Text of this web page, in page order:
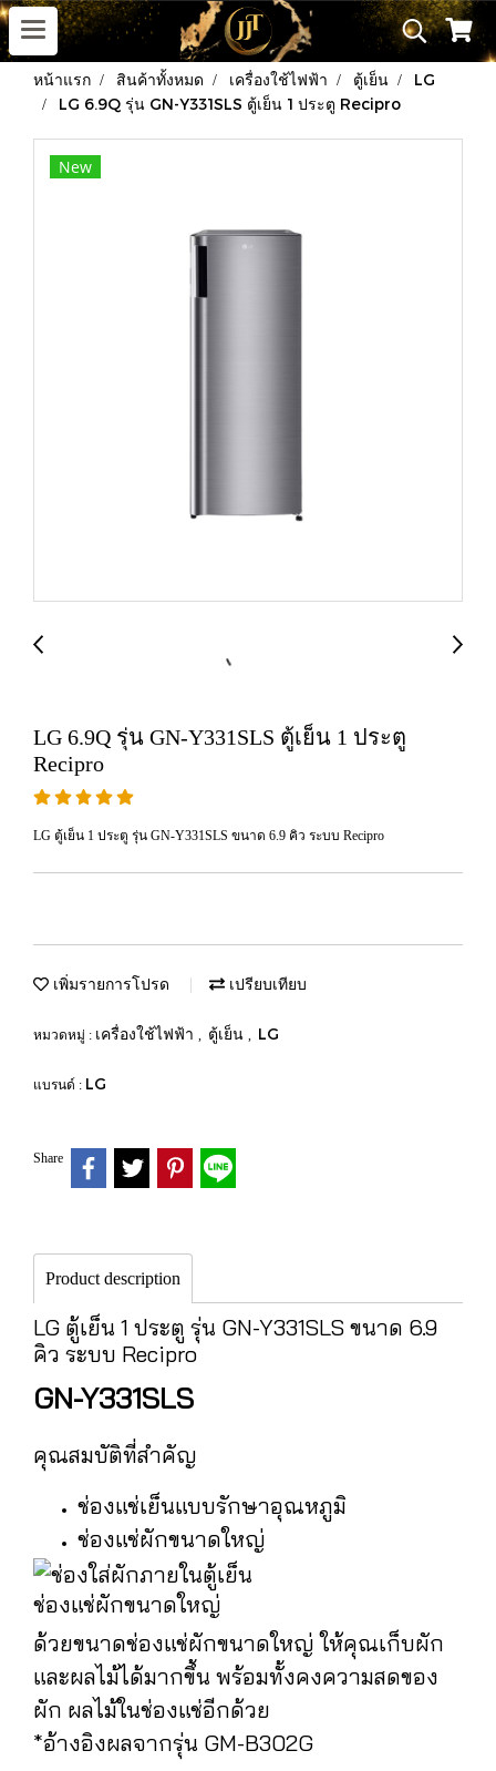
หน้าแรก สินค้าทั้งหมด เครื่องใช้ไฟฟ้า ตู้เย็น
LG
LG 6.9Q รุ่น GN-Y331SLS ตู้เย็น 1 ประตู Recipro
New
LG 6.9Q รุ่น GN-Y331SLS ตู้เย็น 1 ประตู
Recipro
LG ตู้เย็น 1 ประตู รุ่น GN-Y331SLS ขนาด 6.9 คิว ระบบ Recipro
เพิ่มรายการโปรด เปรียบเทียบ
หมวดหมู่ : เครื่องใช้ไฟฟ้า , ตู้เย็น , LG
แบรนด์ : LG
Share
Product description
LG ตู้เย็น 1 ประตู รุ่น GN-Y331SLS ขนาด 6.9
คิว ระบบ Recipro
GN-Y331SLS
คุณสมบัติที่สำคัญ
ช่องแช่เย็นแบบรักษาอุณหภูมิ
ช่องแช่ผักขนาดใหญ่
ช่องแช่ผักขนาดใหญ่
ด้วยขนาดช่องแช่ผักขนาดใหญ่ ให้คุณเก็บผัก
และผลไม้ได้มากขึ้น พร้อมทั้งคงความสดของ
ผัก ผลไม้ในช่องแช่อีกด้วย
*อ้างอิงผลจากรุ่น GM-B302G